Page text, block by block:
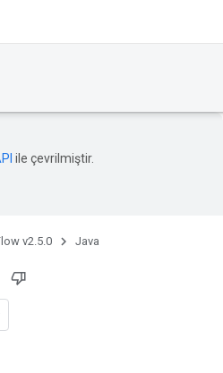
ile çevrilmiştir.
v2.5.0 Java